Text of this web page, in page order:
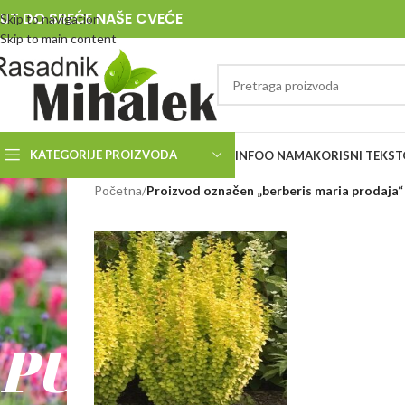
Skip to navigation
Skip to main content
DO SREĆE NAŠE CVEĆE
KATEGORIJE PROIZVODA INFOO NAMAKORISNI
RASADNIK
MIHALEK
PUT
Početna/Proizvod označen „berberis maria prodaja“